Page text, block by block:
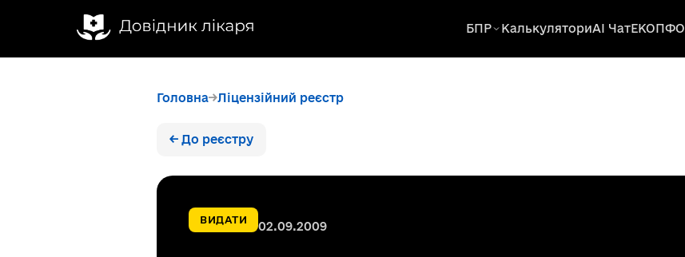
БПР КалькуляториAI ЧатЕКОПФО
Головна Ліцензійний реєстр
← До реєстру
ВИДАТИ 02.09.2009